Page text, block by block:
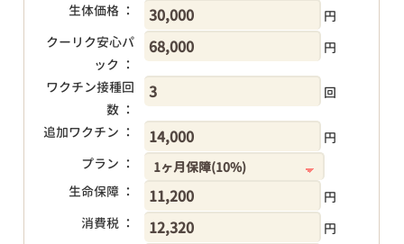
生体価格 ：
円
クーリク安心パ
ック ：
円
ワクチン接種回
数 ：
回
追加ワクチン ：
円
プラン ：
生命保障 ：
円
消費税 ：
円